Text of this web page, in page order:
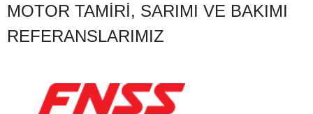
MOTOR TAMIRI, SARIMI VE BAKIMI
REFERANSLARIMIZ